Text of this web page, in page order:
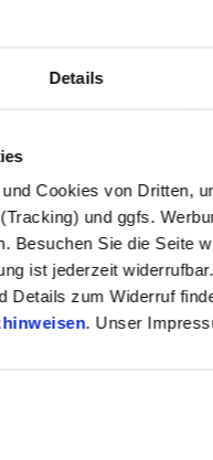
Details
Cookies von Dritten,
und ggfs.
Besuchen Sie die Seite
ist jederzeit
Details zum Widerruf
. Unser